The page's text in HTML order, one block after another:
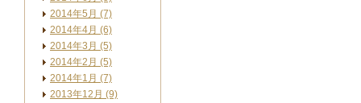
2014年5月 (7)
2014年4月 (6)
2014年3月 (5)
2014年2月 (5)
2014年1月 (7)
2013年12月 (9)